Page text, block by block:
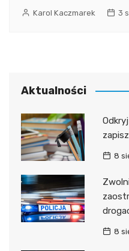
Karol Kaczmarek 3
Aktualności
8
8